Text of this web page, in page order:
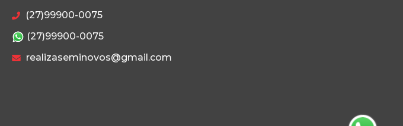
(27)99900-0075
(27)99900-0075
realizaseminovos@gmail.com